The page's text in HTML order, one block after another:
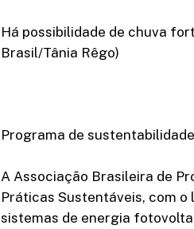
Há possibilidade de chuva
Brasil/Tânia Rêgo)
Programa de sustentabilidade
A Associação Brasileira de
Práticas Sustentáveis, com o
sistemas de energia